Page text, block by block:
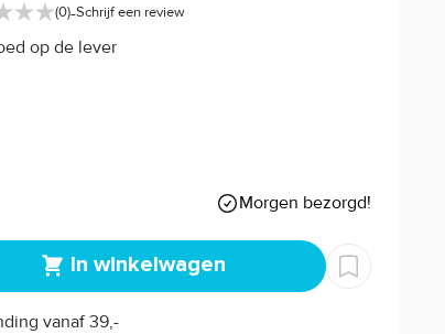
(0)-Schrijf een review
op de lever
Morgen bezorgd!
In winkelwagen
vanaf 39,-